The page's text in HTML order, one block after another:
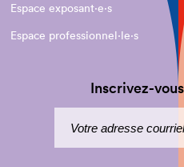
Espace exposant·e⋅s
Espace professionnel·le⋅s
Inscrivez-